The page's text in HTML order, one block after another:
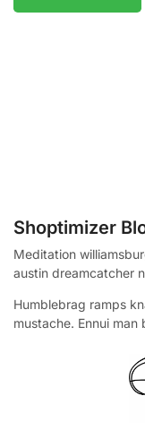
Shoptimizer
Meditation
austin dreamcatcher
Humblebrag ramps
mustache. Ennui